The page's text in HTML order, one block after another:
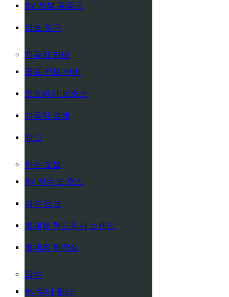
RV 지붕 통풍구
양보 창구
자동차 커버
골프 카트 커버
오토바이 보호소
자동차 덮개
차고
하수 오물
RV 하수도 호스
폐수 탱크
휴대용 핸드워시 스탠드
휴대용 화장실
담수
Rv 워터 필터